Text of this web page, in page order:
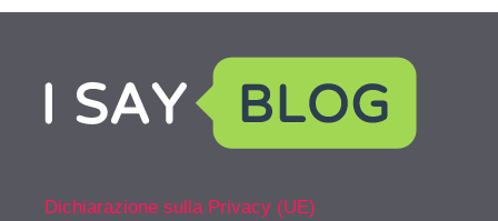
Dichiarazione sulla Privacy (UE)